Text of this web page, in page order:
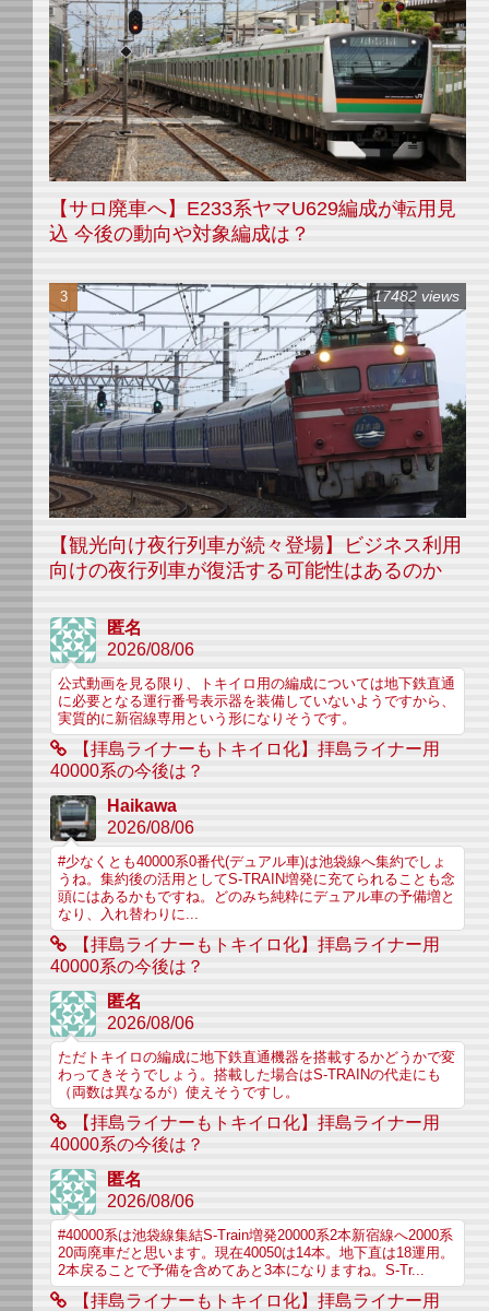
【サロ廃車へ】E233系ヤマU629編成が転用見
込 今後の動向や対象編成は？
【観光向け夜行列車が続々登場】ビジネス利用
向けの夜行列車が復活する可能性はあるのか
17482 views
匿名
2026/08/06
公式動画を見る限り、トキイロ用の編成については地下鉄直通
に必要となる運行番号表示器を装備していないようですから、
実質的に新宿線専用という形になりそうです。
【拝島ライナーもトキイロ化】拝島ライナー用
40000系の今後は？
Haikawa
2026/08/06
#少なくとも40000系0番代(デュアル車)は池袋線へ集約でしょ
うね。集約後の活用としてS-TRAIN増発に充てられることも念
頭にはあるかもですね。どのみち純粋にデュアル車の予備増と
なり、入れ替わりに...
【拝島ライナーもトキイロ化】拝島ライナー用
40000系の今後は？
匿名
2026/08/06
ただトキイロの編成に地下鉄直通機器を搭載するかどうかで変
わってきそうでしょう。搭載した場合はS-TRAINの代走にも
（両数は異なるが）使えそうですし。
【拝島ライナーもトキイロ化】拝島ライナー用
40000系の今後は？
匿名
2026/08/06
#40000系は池袋線集結S-Train増発20000系2本新宿線へ2000系
20両廃車だと思います。現在40050は14本。地下直は18運用。
2本戻ることで予備を含めてあと3本になりますね。S-Tr...
【拝島ライナーもトキイロ化】拝島ライナー用